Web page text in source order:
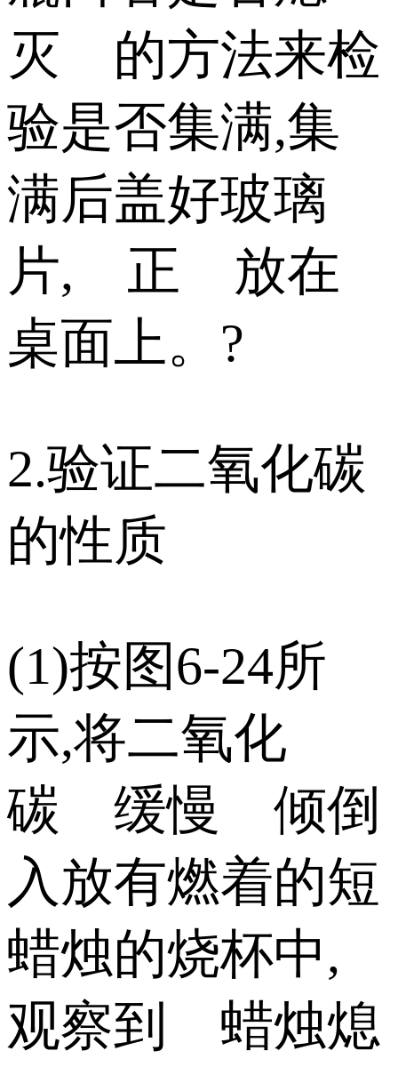
灭 的方法来检
验是否集满,集
满后盖好玻璃
片, 正 放在
桌面上。?
2.验证二氧化碳
的性质
(1)按图6-24所
示,将二氧化
碳 缓慢 倾倒
入放有燃着的短
蜡烛的烧杯中,
观察到 蜡烛熄